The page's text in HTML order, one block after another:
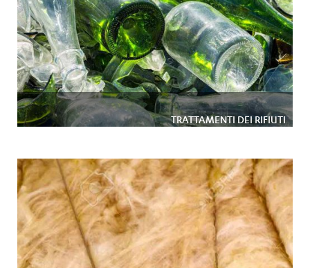
TRATTAMENTI DEI RIFIUTI